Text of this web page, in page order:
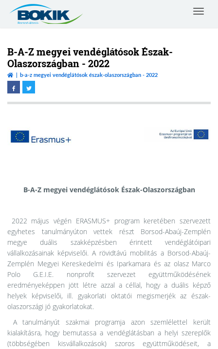
Zemplén
Vármegyei
Kereskedelmi
és
Iparkamara
Toggle
B-A-Z megyei vendéglátósok Észak-
Olaszországban - 2022
b-a-z megyei vendéglátósok észak-olaszországban - 2022
B-A-Z megyei vendéglátósok Észak-Olaszországban
2022 május végén ERASMUS+ program keretében szervezett
egyhetes tanulmányúton vettek részt Borsod-Abaúj-Zemplén
megye duális szakképzésben érintett vendéglátóipari
vállalkozásainak képviselői. A rövidtávú mobilitás a Borsod-Abaúj-
Zemplén Megyei Kereskedelmi és Iparkamara és az olasz Marco
Polo G.E.I.E. nonprofit szervezet együttműködésének
eredményeképpen jött létre azzal a céllal, hogy a duális képző
helyek képviselői, ill. gyakorlati oktatói megismerjék az észak-
olaszországi jó gyakorlatokat.
A tanulmányút szakmai programja azon szemlélettel került
kialakításra, hogy bemutassa a vendéglátásban a helyi szereplők
(többségében kisvállalkozások) szoros együttműködéseit, a